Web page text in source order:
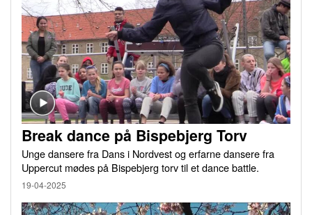
Break dance på Bispebjerg Torv
Unge dansere fra Dans i Nordvest og erfarne dansere fra
Uppercut mødes på Bispebjerg torv til et dance battle.
19-04-2025